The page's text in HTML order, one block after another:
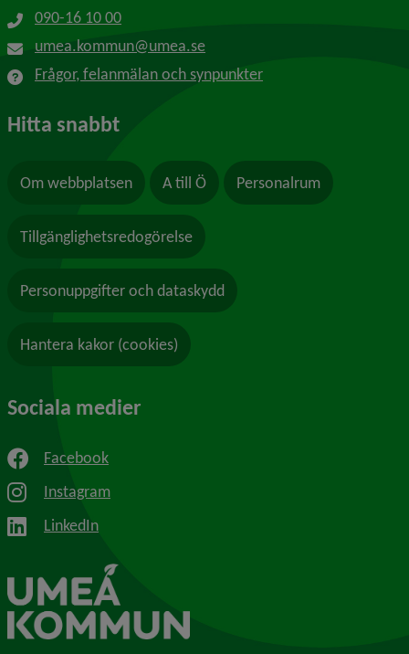
090-16 10 00
umea.kommun@umea.se
Frågor, felanmälan och synpunkter
Hitta snabbt
Om webbplatsen A till Ö Personalrum
Tillgänglighetsredogörelse
Personuppgifter och dataskydd
Hantera kakor (cookies)
Sociala medier
Facebook
Instagram
LinkedIn